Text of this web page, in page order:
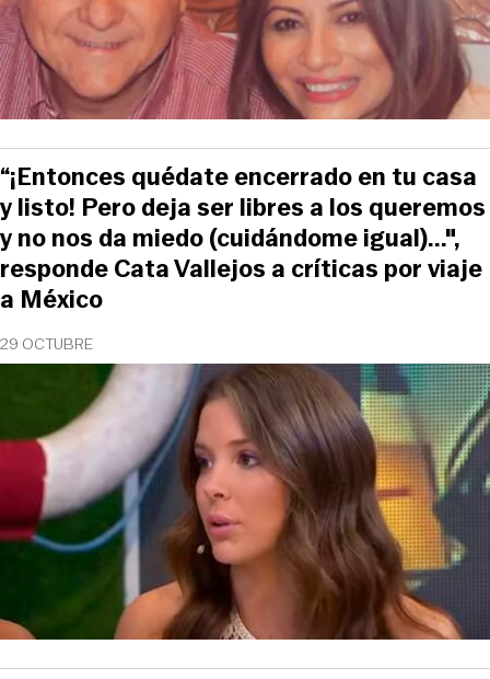
29 OCTUBRE
“¡Entonces quédate encerrado en tu casa
y listo! Pero deja ser libres a los queremos
y no nos da miedo (cuidándome igual)...",
responde Cata Vallejos a críticas por viaje
a México